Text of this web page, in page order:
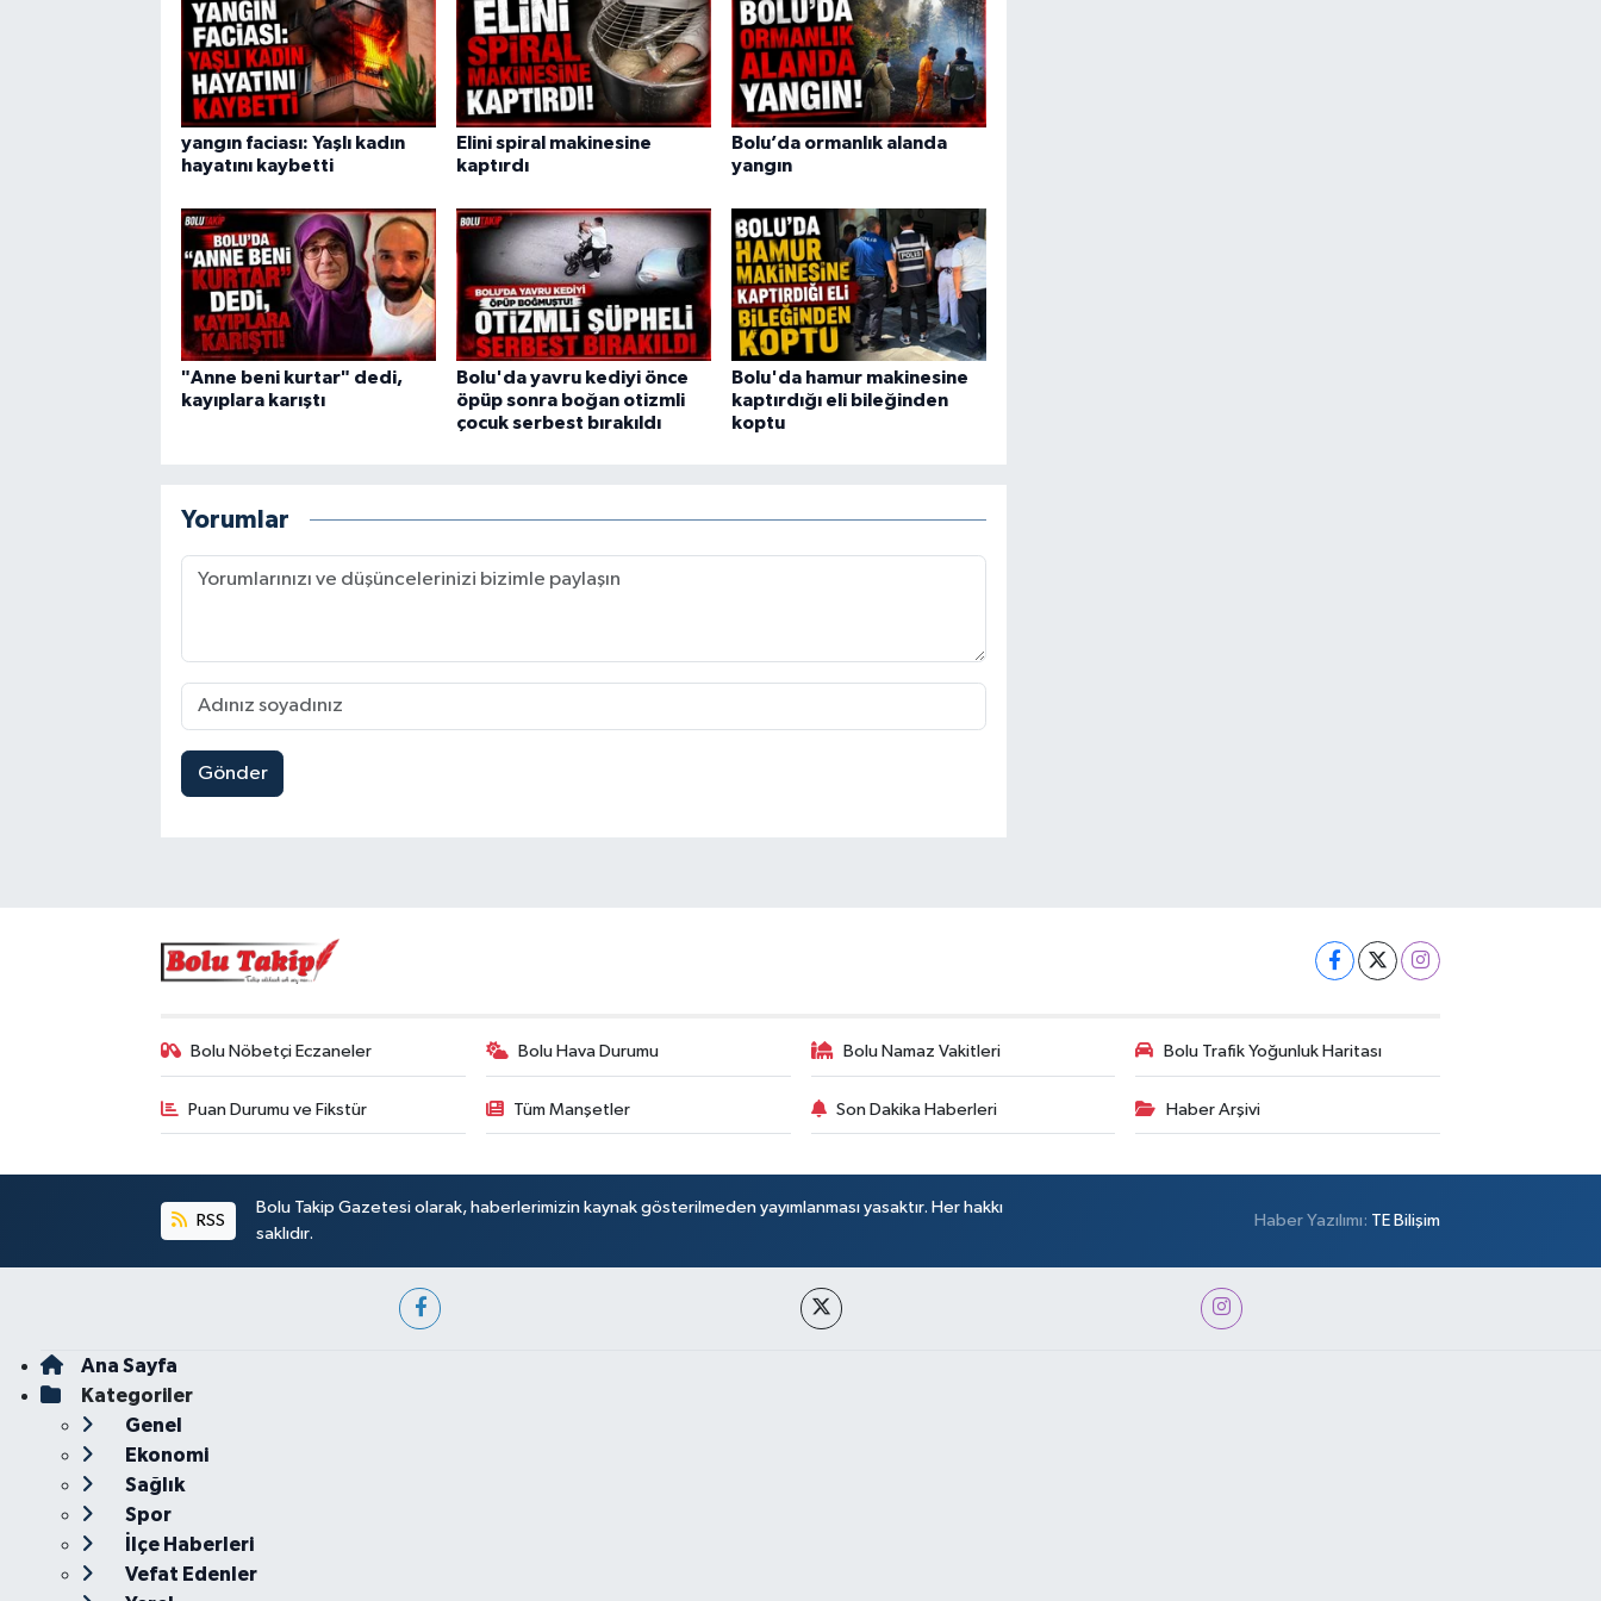
yangın faciası: Yaşlı kadın
hayatını kaybetti
Elini spiral makinesine
kaptırdı
Bolu’da ormanlık alanda
yangın
"Anne beni kurtar" dedi,
kayıplara karıştı
Bolu'da yavru kediyi önce
öpüp sonra boğan otizmli
çocuk serbest bırakıldı
Bolu'da hamur makinesine
kaptırdığı eli bileğinden
koptu
Yorumlar
Gönder
Bolu Nöbetçi Eczaneler Bolu Hava Durumu Bolu Namaz Vakitleri Bolu Trafik Yoğunluk Haritası
Puan Durumu ve Fikstür Tüm Manşetler Son Dakika Haberleri Haber Arşivi
RSS
Bolu Takip Gazetesi olarak, haberlerimizin kaynak gösterilmeden yayımlanması yasaktır. Her hakkı
saklıdır.
Haber Yazılımı: TE Bilişim
Ana Sayfa
Kategoriler
Genel
Ekonomi
Sağlık
Spor
İlçe Haberleri
Vefat Edenler